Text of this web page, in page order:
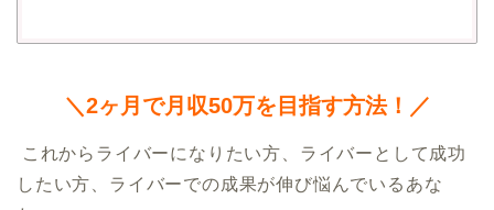
＼2ヶ月で月収50万を目指す方法！／
したい方、ライバーでの成果が伸び悩んでいるあな